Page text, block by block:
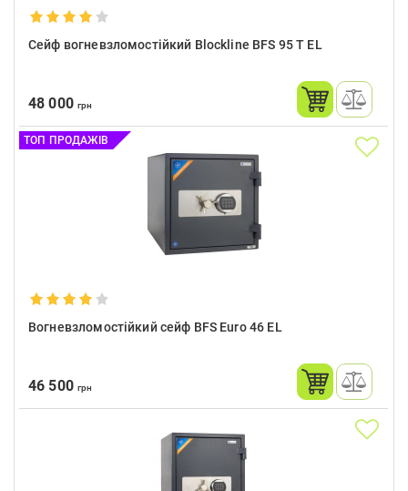
Сейф вогневзломостійкий Blockline BFS 95 T EL
48 000грн
ТОП ПРОДАЖІВ
Вогневзломостійкий сейф BFS Euro 46 EL
46 500грн